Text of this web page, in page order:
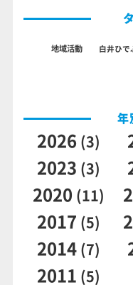
地域活動 白井ひで
年
2026 (3)
2023 (3)
2020 (11)
2017 (5)
2014 (7)
2011 (5)